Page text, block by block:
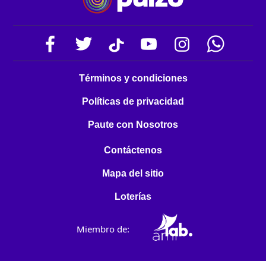
Términos y condiciones
Políticas de privacidad
Paute con Nosotros
Contáctenos
Mapa del sitio
Loterías
Miembro de: